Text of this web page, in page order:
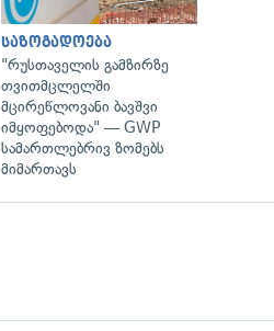
საზოგადოება
"რუსთაველის გამზირზე
თვითმცლელში
მცირეწლოვანი ბავშვი
იმყოფებოდა" — GWP
სამართლებრივ ზომებს
მიმართავს